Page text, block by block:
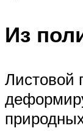
Из
Листовой